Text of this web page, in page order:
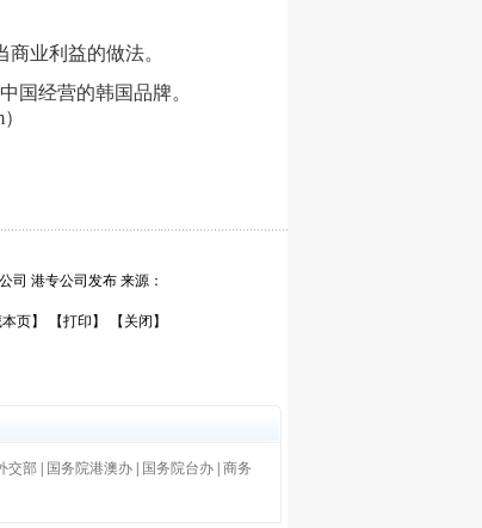
业利益的做法。
国经营的韩国品牌。
司 港专公司发布 来源：
页】
【打印】 【关闭】
交部 国务院港澳办 国务院台办 商务